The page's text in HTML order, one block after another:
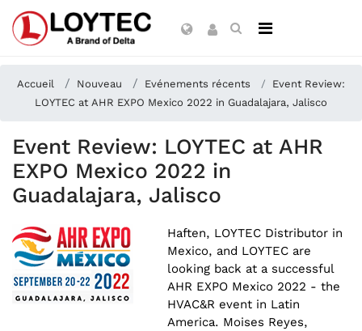
Accueil Nouveau Evénements récents
Event Review:
LOYTEC at AHR EXPO Mexico 2022 in Guadalajara, Jalisco
Event Review: LOYTEC at AHR
EXPO Mexico 2022 in
Guadalajara, Jalisco
Haften, LOYTEC Distributor in
Mexico, and LOYTEC are
looking back at a successful
AHR EXPO Mexico 2022 - the
HVAC&R event in Latin
America. Moises Reyes,